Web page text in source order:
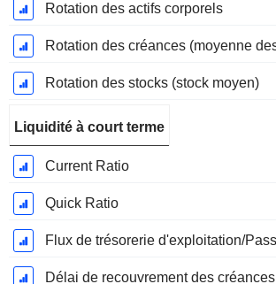
Rotation des actifs corporels
Rotation des créances (moyenne
Rotation des stocks (stock moyen)
Liquidité à court terme
Current Ratio
Quick Ratio